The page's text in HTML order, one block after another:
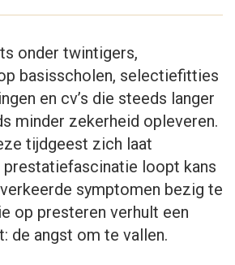
onder twintigers,
basisscholen, selectiefitties
en cv’s die steeds langer
minder zekerheid opleveren.
tijdgeest zich laat
prestatiefascinatie loopt kans
symptomen bezig te
op presteren verhult een
de angst om te vallen.